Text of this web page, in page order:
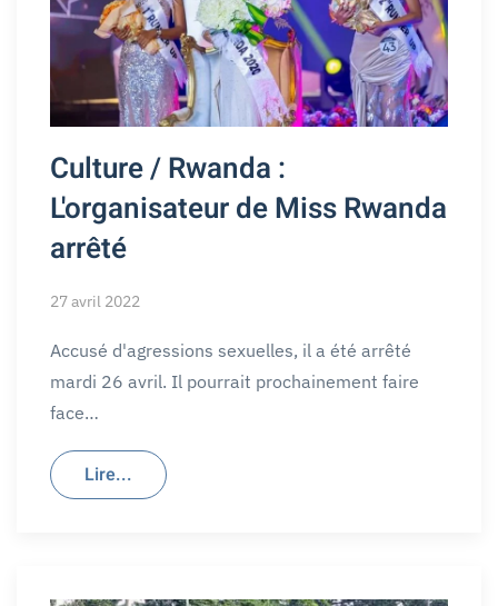
Culture / Rwanda :
L'organisateur de Miss Rwanda
arrêté
27 avril 2022
Accusé d'agressions sexuelles, il a été arrêté
mardi 26 avril. Il pourrait prochainement faire
face…
Lire...